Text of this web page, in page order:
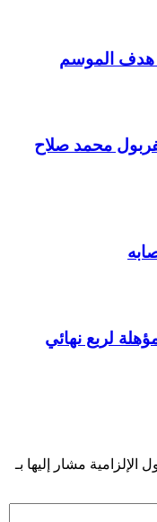
هدف الموسم
محمد صلاح
لربع نهائي
الإلزامية مشار إليها بـ